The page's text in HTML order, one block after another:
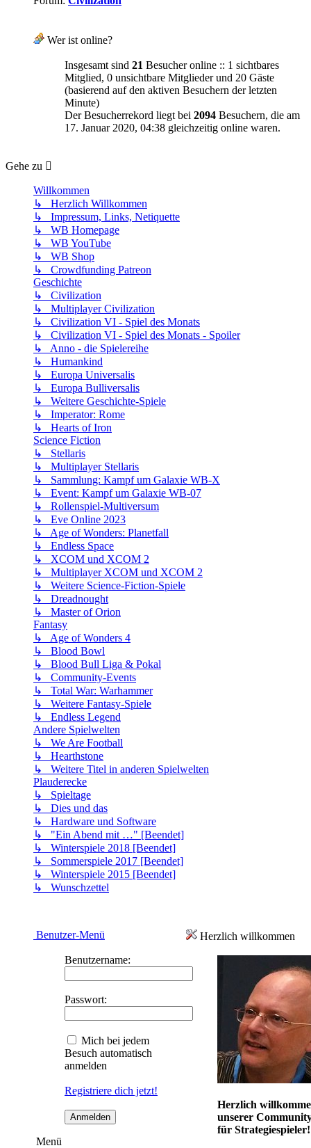
Wer ist online?
Insgesamt sind 21 Besucher online :: 1 sichtbares
Mitglied, 0 unsichtbare Mitglieder und 20 Gäste
(basierend auf den aktiven Besuchern der letzten
Minute)
Der Besucherrekord liegt bei 2094 Besuchern, die am
17. Januar 2020, 04:38 gleichzeitig online waren.
Gehe zu
Willkommen
↳ Herzlich Willkommen
↳ Impressum, Links, Netiquette
↳ WB Homepage
↳ WB YouTube
↳ WB Shop
↳ Crowdfunding Patreon
Geschichte
↳ Civilization
↳ Multiplayer Civilization
↳ Civilization VI - Spiel des Monats
↳ Civilization VI - Spiel des Monats - Spoiler
↳ Anno - die Spielereihe
↳ Humankind
↳ Europa Universalis
↳ Europa Bulliversalis
↳ Weitere Geschichte-Spiele
↳ Imperator: Rome
↳ Hearts of Iron
Science Fiction
↳ Stellaris
↳ Multiplayer Stellaris
↳ Sammlung: Kampf um Galaxie WB-X
↳ Event: Kampf um Galaxie WB-07
↳ Rollenspiel-Multiversum
↳ Eve Online 2023
↳ Age of Wonders: Planetfall
↳ Endless Space
↳ XCOM und XCOM 2
↳ Multiplayer XCOM und XCOM 2
↳ Weitere Science-Fiction-Spiele
↳ Dreadnought
↳ Master of Orion
Fantasy
↳ Age of Wonders 4
↳ Blood Bowl
↳ Blood Bull Liga & Pokal
↳ Community-Events
↳ Total War: Warhammer
↳ Weitere Fantasy-Spiele
↳ Endless Legend
Andere Spielwelten
↳ We Are Football
↳ Hearthstone
↳ Weitere Titel in anderen Spielwelten
Plauderecke
↳ Spieltage
↳ Dies und das
↳ Hardware und Software
↳ "Ein Abend mit …" [Beendet]
↳ Winterspiele 2018 [Beendet]
↳ Sommerspiele 2017 [Beendet]
↳ Winterspiele 2015 [Beendet]
↳ Wunschzettel
Benutzer-Menü
Benutzername:
Passwort:
Mich bei jedem
Besuch automatisch
anmelden
Registriere dich jetzt!
Menü
Herzlich willkommen
Herzlich
unserer
für Strategiespieler!